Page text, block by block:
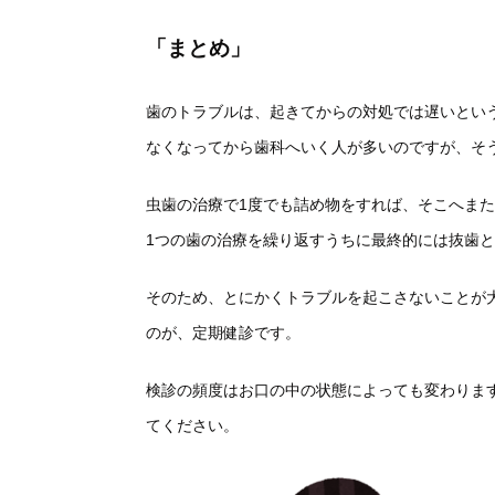
「まとめ」
歯のトラブルは、起きてからの対処では遅いと
なくなってから歯科へいく人が多いのですが、
虫歯の治療で1度でも詰め物をすれば、そこへま
1つの歯の治療を繰り返すうちに最終的には抜歯
そのため、とにかくトラブルを起こさないこと
のが、定期健診です。
検診の頻度はお口の中の状態によっても変わり
てください。